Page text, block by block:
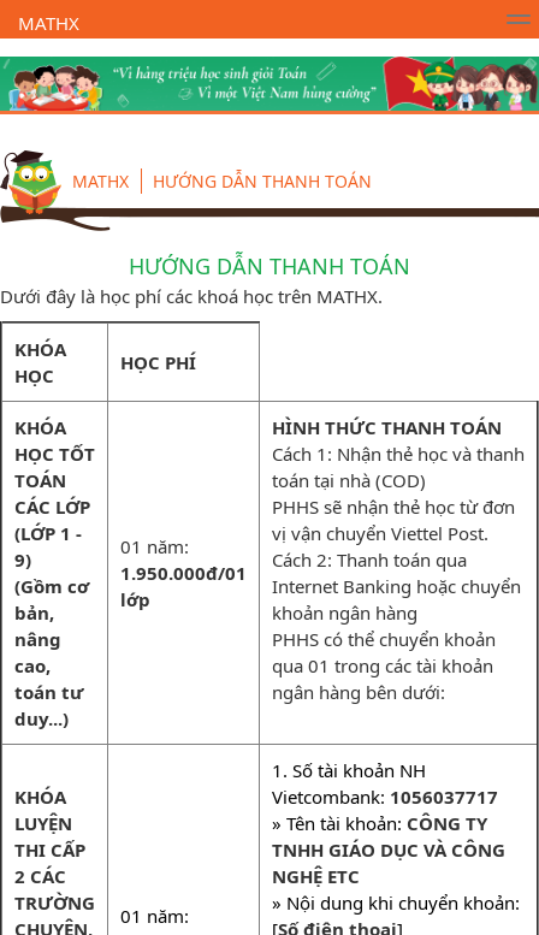
MATHX
Trường Toán Online MATHX Học toán - Lớp 1
MATHX HƯỚNG DẪN THANH TOÁN
HƯỚNG DẪN THANH TOÁN
Dưới đây là học phí các khoá học trên MATHX.
KHÓA
HỌC
HỌC PHÍ
KHÓA
HỌC TỐT
TOÁN
CÁC LỚP
(LỚP 1 -
9)
(Gồm cơ
bản,
nâng
cao,
toán tư
duy...)
01 năm:
1.950.000đ/01
lớp
HÌNH THỨC THANH TOÁN
Cách 1: Nhận thẻ học và thanh
toán tại nhà (COD)
PHHS sẽ nhận thẻ học từ đơn
vị vận chuyển Viettel Post.
Cách 2: Thanh toán qua
Internet Banking hoặc chuyển
khoản ngân hàng
PHHS có thể chuyển khoản
qua 01 trong các tài khoản
ngân hàng bên dưới:
KHÓA
LUYỆN
THI CẤP
2 CÁC
TRƯỜNG
CHUYÊN,
01 năm:
1. Số tài khoản NH
Vietcombank: 1056037717
» Tên tài khoản: CÔNG TY
TNHH GIÁO DỤC VÀ CÔNG
NGHỆ ETC
» Nội dung khi chuyển khoản:
[Số điện thoại]